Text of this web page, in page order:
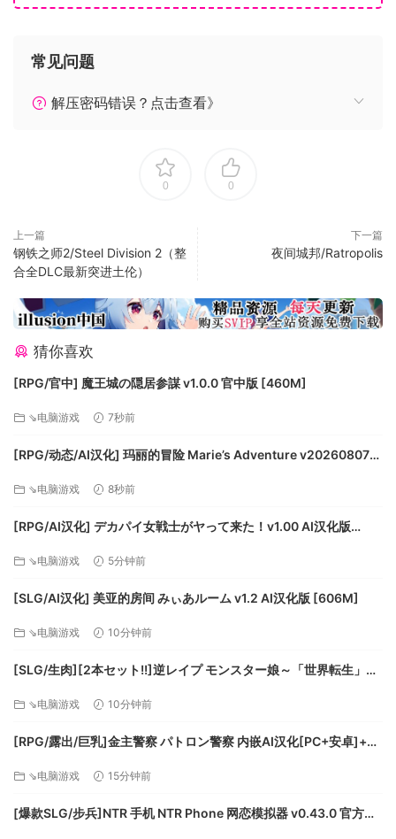
显，受攻击时回避概率更大。
武将战斗后需要在城里休息才能回复体力和技力。而派遣智力
兵种相克，权谋为上
注：游戏暂不支持窗口模式
最低配置:
处理器: PentiumIV 1.6GHZ或更高
内存: 512 MB RAM
存储空间: 需要 3 GB 可用空间
游戏简介
《三国群英传Ⅱ》是由奥汀科技运营研发的一款即时战略游戏。
于1999年发行，为《三国群英传》系列游戏作品的第二部。游
内政和作战模式、动听的CD音轨以及华丽的背景地图。
游戏特色：
每年进入一月时就会进入内政经营模式，此时，玩家所占领的
2. 自治施行指令，简化城市探索的繁琐
兵符和特殊物品。搜索到的物品和战斗时缴获的战利品可以通
过“使用物品”分配给所需武将，用于提高武将的能力或忠诚度。
常见问题
解压密码错误？点击查看》
0 0
上一篇
钢铁之师2/Steel Division 2（整
合全DLC最新突进土伦）
下一篇
夜间城邦/Ratropolis
猜你喜欢
[RPG/官中] 魔王城の隠居参謀 v1.0.0 官中版 [460M]
⇘电脑游戏 7秒前
[RPG/动态/AI汉化] 玛丽的冒险 Marie’s Adventure v20260807
⇘电脑游戏 8秒前
[RPG/AI汉化] デカパイ女戦士がヤって来た！v1.00 AI汉化版
⇘电脑游戏 5分钟前
[SLG/AI汉化] 美亚的房间 みぃあルーム v1.2 AI汉化版 [606M]
⇘电脑游戏 10分钟前
[SLG/生肉][2本セット!!]逆レイプ モンスター娘～「世界転生」編
v20260619 生肉版 [219M]
⇘电脑游戏 10分钟前
[RPG/露出/巨乳]金主警察 パトロン警察 内嵌AI汉化[PC+安卓]+作
⇘电脑游戏 15分钟前
[爆款SLG/步兵]NTR 手机 NTR Phone 网恋模拟器 v0.43.0 官方中